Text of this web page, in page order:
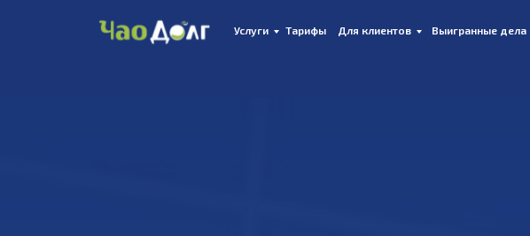
Услуги
Тарифы
Для клиентов Выигранные дела